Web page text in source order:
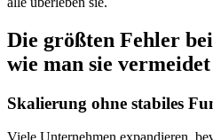
Die größten Fehler
wie man sie vermeidet
Skalierung ohne stabiles